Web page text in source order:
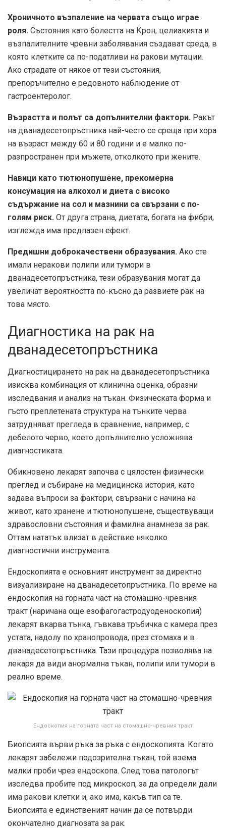
Хроничното възпаление на червата също играе
роля. Състояния като болестта на Крон, целиакията и
възпалителните чревни заболявания създават среда, в
която клетките са по-податливи на ракови мутации.
Ако страдате от някое от тези състояния,
препоръчително е редовното наблюдение от
гастроентеролог.
Възрастта и полът са допълнителни фактори. Ракът
на дванадесетопръстника най-често се среща при хора
на възраст между 60 и 80 години и е малко по-
разпространен при мъжете, отколкото при жените.
Навици като тютюнопушене, прекомерна
консумация на алкохол и диета с високо
съдържание на сол и мазнини са свързани с по-
голям риск. От друга страна, диетата, богата на фибри,
изглежда има предпазен ефект.
Предишни доброкачествени образувания. Ако сте
имали неракови полипи или тумори в
дванадесетопръстника, тези образувания могат да
увеличат вероятността по-късно да развиете рак на
това място.
Диагностика на рак на
дванадесетопръстника
Диагностицирането на рак на дванадесетопръстника
изисква комбинация от клинична оценка, образни
изследвания и анализ на тъкан. Физическата форма и
гъсто преплетената структура на тънките черва
затрудняват прегледа в сравнение, например, с
дебелото черво, което допълнително усложнява
диагностиката.
Обикновено лекарят започва с цялостен физически
преглед и събиране на медицинска история, като
задава въпроси за фактори, свързани с начина на
живот, като хранене и тютюнопушене, съществуващи
здравословни състояния и фамилна анамнеза за рак.
Оттам нататък влизат в действие няколко
диагностични инструмента.
Ендоскопията е основният инструмент за директно
визуализиране на дванадесетопръстника. По време на
ендоскопия на горната част на стомашно-чревния
тракт (наричана още езофагогастродуоденоскопия)
лекарят вкарва тънка, гъвкава тръбичка с камера през
устата, надолу по хранопровода, през стомаха и в
дванадесетопръстника. Тази процедура позволява на
лекаря да види анормална тъкан, полипи или тумори в
реално време.
Ендоскопия на горната част на стомашно-чревния тракт
Биопсията върви ръка за ръка с ендоскопията. Когато
лекарят забележи подозрителна тъкан, той взема
малки проби чрез ендоскопа. След това патологът
изследва пробите под микроскоп, за да определи дали
има ракови клетки и, ако има, какъв тип са те.
Биопсията е единственият начин да се потвърди
окончателно диагнозата за рак.